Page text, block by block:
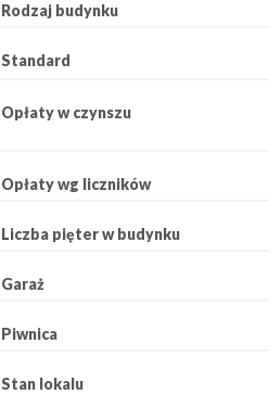
Rodzaj budynku
Standard
Opłaty w czynszu
Opłaty wg liczników
Liczba pięter w budynku
Garaż
Piwnica
Stan lokalu